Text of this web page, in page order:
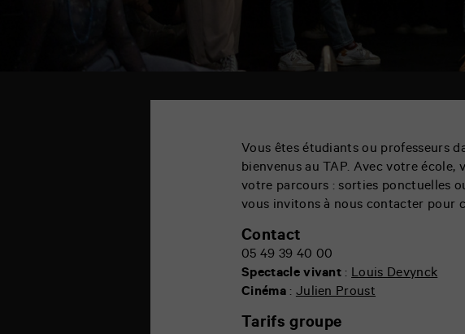
Vous êtes étudiants ou professeurs
bienvenus au TAP. Avec votre
votre parcours : sorties ponctuelles
vous invitons à nous contacter pour
Contact
05 49 39 40 00
Spectacle vivant :Louis Devynck
Cinéma: Julien Proust
Tarifs groupe